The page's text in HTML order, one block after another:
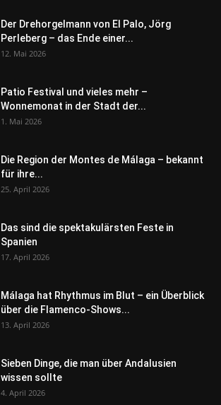
Der Drehorgelmann von El Palo, Jörg
Perleberg – das Ende einer...
12. Mai 2026
Patio Festival und vieles mehr –
Wonnemonat in der Stadt der...
1. Mai 2026
Die Region der Montes de Málaga – bekannt
für ihre...
25. April 2026
Das sind die spektakulärsten Feste in
Spanien
17. April 2026
Málaga hat Rhythmus im Blut – ein Überblick
über die Flamenco-Shows...
13. April 2026
Sieben Dinge, die man über Andalusien
wissen sollte
4. April 2026